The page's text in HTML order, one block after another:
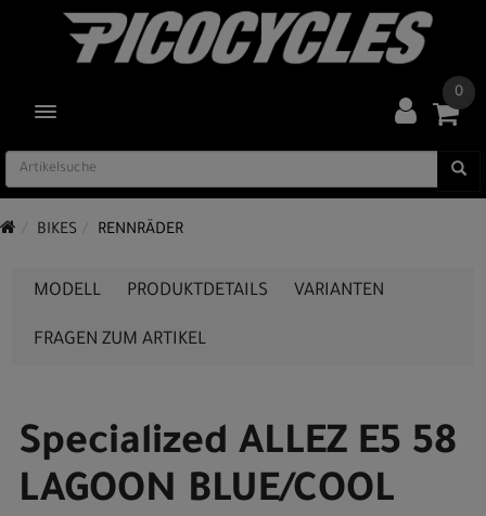
TOGGLE NAVIGATION
0
BIKES RENNRÄDER
MODELL PRODUKTDETAILS VARIANTEN
FRAGEN ZUM ARTIKEL
Specialized ALLEZ E5 58
LAGOON BLUE/COOL